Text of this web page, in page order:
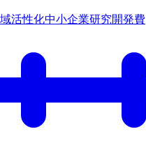
活性化中小企業研究開発費